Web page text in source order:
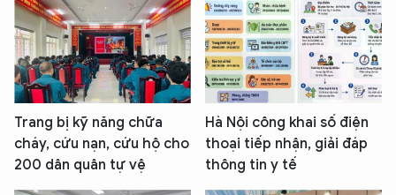
Trang bị kỹ năng chữa
cháy, cứu nạn, cứu hộ cho
200 dân quân tự vệ
Hà Nội công khai số điện
thoại tiếp nhận, giải đáp
thông tin y tế